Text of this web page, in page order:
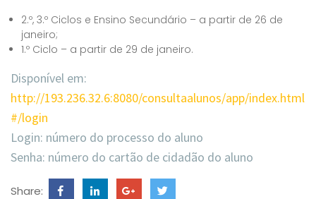
2.º, 3.º Ciclos e Ensino Secundário – a partir de 26 de
janeiro;
1.º Ciclo – a partir de 29 de janeiro.
Disponível em:
http://193.236.32.6:8080/consultaalunos/app/index.html
#/login
Login: número do processo do aluno
Senha: número do cartão de cidadão do aluno
Share: